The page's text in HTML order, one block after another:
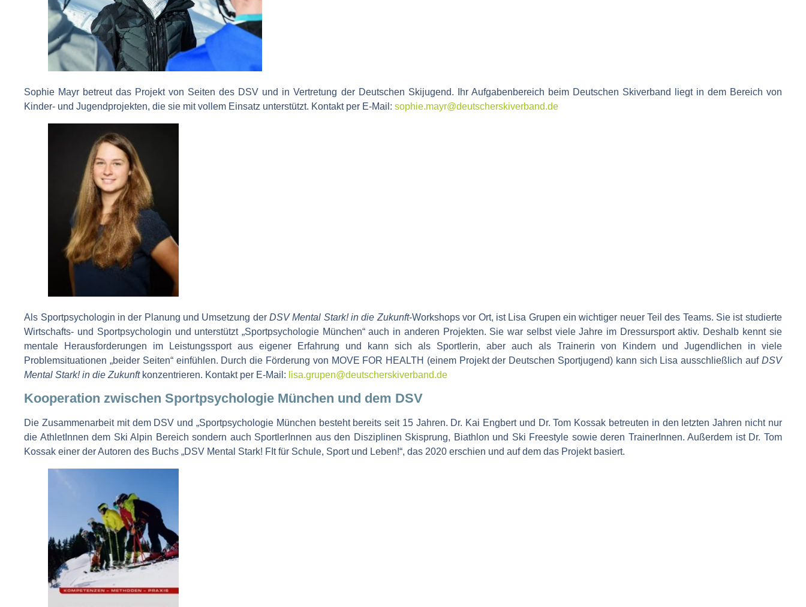
Sophie Mayr betreut das Projekt von Seiten des DSV und in Vertretung der Deutschen Skijugend. Ihr Aufgabenbereich beim Deutschen Skiverband liegt in dem Bereich von
Kinder- und Jugendprojekten, die sie mit vollem Einsatz unterstützt. Kontakt per E-Mail:sophie.mayr@deutscherskiverband.de
Als Sportpsychologin in der Planung und Umsetzung derDSV Mental Stark! in die Zukunft-Workshops vor Ort, ist Lisa Grupen ein wichtiger neuer Teil des Teams. Sie ist studierte
Wirtschafts- und Sportpsychologin und unterstützt „Sportpsychologie München“ auch in anderen Projekten. Sie war selbst viele Jahre im Dressursport aktiv. Deshalb kennt sie
mentale Herausforderungen im Leistungssport aus eigener Erfahrung und kann sich als Sportlerin, aber auch als Trainerin von Kindern und Jugendlichen in viele
Problemsituationen „beider Seiten“ einfühlen. Durch die Förderung von MOVE FOR HEALTH (einem Projekt der Deutschen Sportjugend) kann sich Lisa ausschließlich auf DSV
Mental Stark! in die Zukunftkonzentrieren. Kontakt per E-Mail: lisa.grupen@deutscherskiverband.de
Kooperation zwischen Sportpsychologie München und dem DSV
Die Zusammenarbeit mit dem DSV und „Sportpsychologie München besteht bereits seit 15 Jahren. Dr. Kai Engbert und Dr. Tom Kossak betreuten in den letzten Jahren nicht nur
die AthletInnen dem Ski Alpin Bereich sondern auch SportlerInnen aus den Disziplinen Skisprung, Biathlon und Ski Freestyle sowie deren TrainerInnen. Außerdem ist Dr. Tom
Kossak einer der Autoren des Buchs „DSV Mental Stark! FIt für Schule, Sport und Leben!“, das 2020 erschien und auf dem das Projekt basiert.